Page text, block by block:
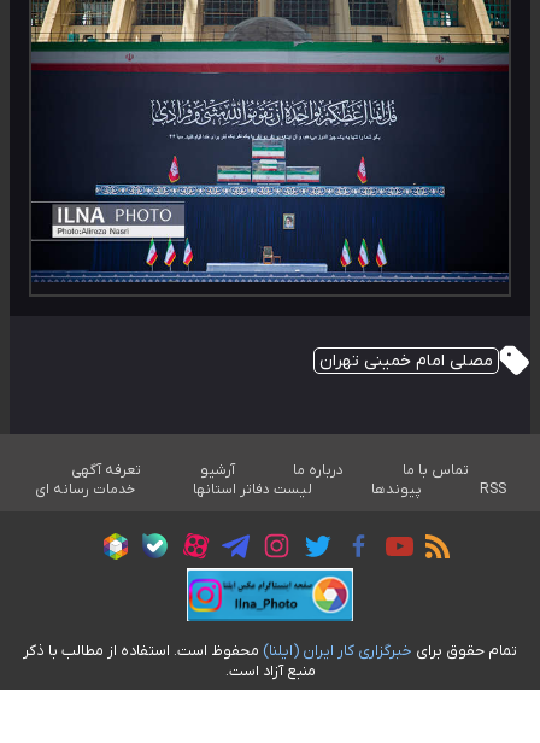
مصلی امام خمینی تهران
تماس با ما درباره ما آرشیو
تعرفه آگهی
RSS
پیوندها لیست دفاتر استانها خدمات رسانه ای
تمام حقوق برای خبرگزاری کار ايران (ايلنا) محفوظ است. استفاده از مطالب با ذکر
منبع آزاد است.